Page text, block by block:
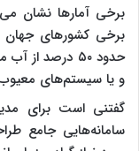
برخی کشورهای
حدود ۵۰ درصد
و یا سیستم‌های
گفتنی است برای
سامانه‌هایی جامع